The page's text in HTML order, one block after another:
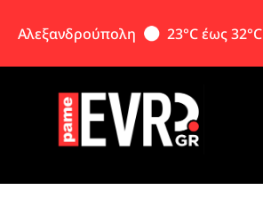
Αλεξανδρούπολη 23°C έως 32°C